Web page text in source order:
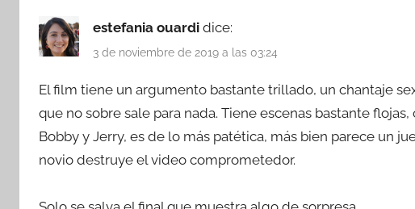
estefania ouardi dice:
3 de noviembre de 2019 a las 03:24
El film tiene un argumento bastante trillado, un chantaje
que no sobre sale para nada. Tiene escenas bastante
Bobby y Jerry, es de lo más patética, más bien parece un
novio destruye el video comprometedor.